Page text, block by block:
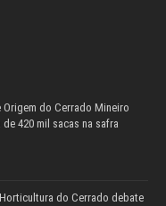
Origem do Cerrado Mineiro
420 mil sacas na safra
do Cerrado debate